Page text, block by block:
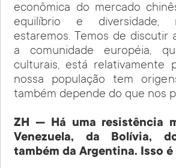
econômica do mercado
equilíbrio e diversidade,
estaremos. Temos de discutir
a comunidade européia,
culturais, está relativamente
nossa população tem
também depende do que nos
ZH — Há uma resistência
Venezuela, da Bolívia,
também da Argentina. Isso